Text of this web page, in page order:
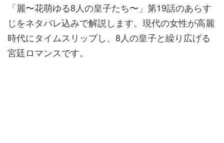
「麗〜花萌ゆる8人の皇子たち〜」第19話のあらす
じをネタバレ込みで解説します。現代の女性が高麗
時代にタイムスリップし、8人の皇子と繰り広げる
宮廷ロマンスです。